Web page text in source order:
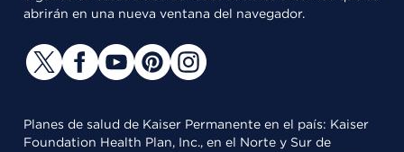
abrirán en una nueva ventana del navegador.
Planes de salud de Kaiser Permanente en el país: Kaiser
Foundation Health Plan, Inc., en el Norte y Sur de